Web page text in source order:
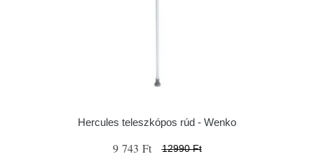
Hercules teleszkópos rúd - Wenko
9 743 Ft 12990 Ft